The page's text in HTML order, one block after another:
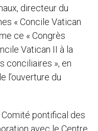
directeur du
« Concile Vatican
ce « Congrès
Vatican II à la
conciliaires », en
l’ouverture du
pontifical des
avec le Centre